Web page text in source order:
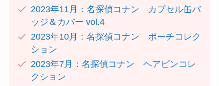
2023年11月：名探偵コナン カプセル缶バ
ッジ＆カバー vol.4
2023年10月：名探偵コナン ポーチコレク
ション
2023年7月：名探偵コナン ヘアピンコレ
クション